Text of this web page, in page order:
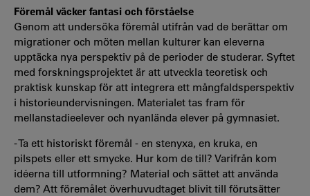
Föremål väcker fantasi och förståelse
Genom att undersöka föremål utifrån vad de berättar om
migrationer och möten mellan kulturer kan eleverna
upptäcka nya perspektiv på de perioder de studerar. Syftet
med forskningsprojektet är att utveckla teoretisk och
praktisk kunskap för att integrera ett mångfaldsperspektiv
i historieundervisningen. Materialet tas fram för
mellanstadieelever och nyanlända elever på gymnasiet.
- Ta ett historiskt föremål - en stenyxa, en kruka, en
pilspets eller ett smycke. Hur kom de till? Varifrån kom
idéerna till utformning? Material och sättet att använda
dem? Att föremålet överhuvudtaget blivit till förutsätter